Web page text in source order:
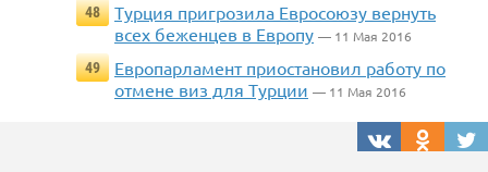
48
Турция пригрозила Евросоюзу вернуть
всех беженцев в Европу — 11 Мая 2016
49
Европарламент приостановил работу по
отмене виз для Турции — 11 Мая 2016